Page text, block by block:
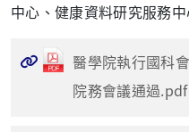
中心、健康資料研究服務中
醫學院執行國科
院務會議通過